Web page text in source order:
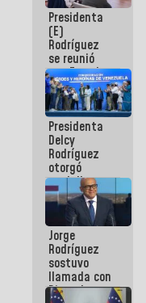
en la Línea 2
Presidenta
(E)
Rodríguez
se reunió
con Estado
Mayor
Eléctrico
para
abordar
planes de
acción
Presidenta
Delcy
Rodríguez
otorgó
medalla
"Héroe de
Venezuela"
a servidores
públicos
Jorge
Rodríguez
sostuvo
llamada con
Dinorah